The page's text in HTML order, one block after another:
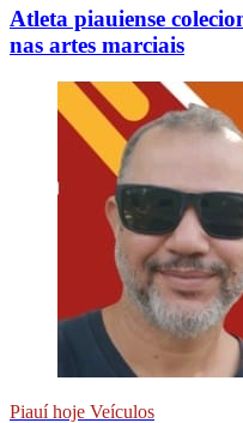
Atleta piauiense
nas artes marciais
Piauí hoje Veículos